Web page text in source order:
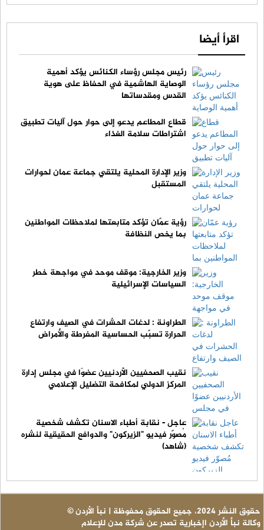
اقرأ أيضا
رئيس مجلس رؤساء الكنائس يؤكد أهمية
الوصاية الهاشمية في الحفاظ على هوية
القدس ومقدساتها
قطاع المطاعم يدعو إلى حوار حول آليات تطبيق
اشتراطات سلامة الغذاء
وزير الإدارة المحلية يلتقي جماعة عمان لحوارات
المستقبل
رؤية عمّان تؤكد متابعتها لملاحظات المواطنين
بما يخص النظافة
وزير الخارجية: موقف موحد في مواجهة خطر
السياسات الإسرائيلية
الطراونة : لدغات الحشرات في الصيف وارتفاع
الحرارة تسبّب الحساسية المفرطة والأمراض
نقيب الصحفيين الأردنيين عضوًا في مجلس إدارة
المركز الدولي لمكافحة التضليل الإعلامي
عاجل - نقابة أطباء الاسنان تكشف شخصية
مُصوّر فيديو "الزيركون" والدوافع الحقيقية لنشره
(شاهد)
© حقوق النشر 2024، جميع الحقوق محفوظة | نبأ الأردن
وكالة نبأ الأردن اإخبارية تصدر عن شركة مدن للإعلام